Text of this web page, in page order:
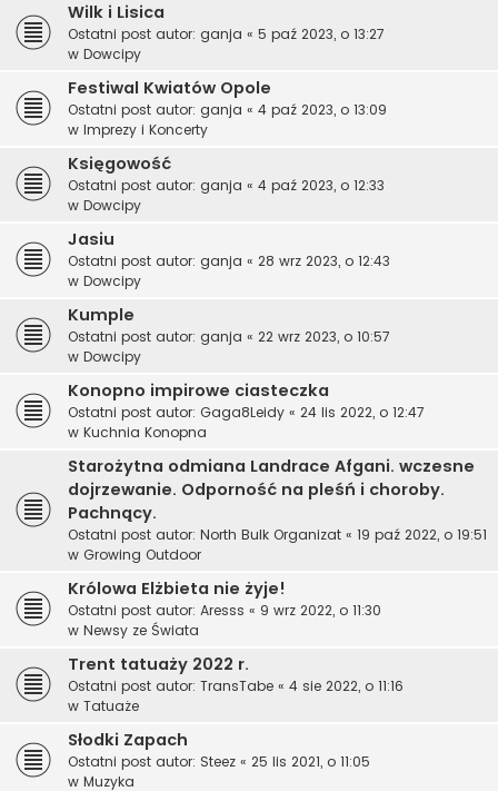
Wilk i Lisica
Ostatni post autor: ganja « 5 paź 2023, o 13:27
w Dowcipy
Festiwal Kwiatów Opole
Ostatni post autor: ganja « 4 paź 2023, o 13:09
w Imprezy i Koncerty
Księgowość
Ostatni post autor: ganja « 4 paź 2023, o 12:33
w Dowcipy
Jasiu
Ostatni post autor: ganja « 28 wrz 2023, o 12:43
w Dowcipy
Kumple
Ostatni post autor: ganja « 22 wrz 2023, o 10:57
w Dowcipy
Konopno impirowe ciasteczka
Ostatni post autor: Gaga8Leidy « 24 lis 2022, o 12:47
w Kuchnia Konopna
Starożytna odmiana Landrace Afgani. wczesne
dojrzewanie. Odporność na pleśń i choroby.
Pachnący.
Ostatni post autor: North Bulk Organizat « 19 paź 2022, o 19:51
w Growing Outdoor
Królowa Elżbieta nie żyje!
Ostatni post autor: Aresss « 9 wrz 2022, o 11:30
w Newsy ze Świata
Trent tatuaży 2022 r.
Ostatni post autor: TransTabe « 4 sie 2022, o 11:16
w Tatuaże
Słodki Zapach
Ostatni post autor: Steez « 25 lis 2021, o 11:05
w Muzyka